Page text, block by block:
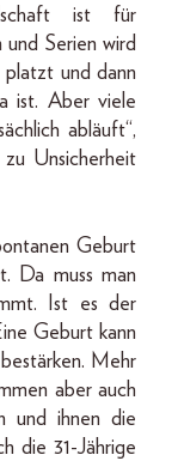
ist für
und Serien wird
und dann
ist. Aber viele
abläuft“,
Unsicherheit
Geburt
Da muss man
Ist es der
Geburt kann
Mehr
aber auch
und ihnen die
die 31-Jährige